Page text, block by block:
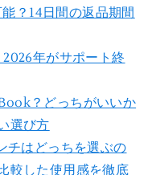
？14日間の返品期間
年がサポート終
？どっちがいいか
選び方
チはどっちを選ぶの
較した使用感を徹底